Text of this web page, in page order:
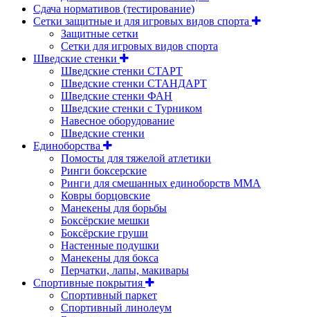
Сдача нормативов (тестирование)
Сетки защитные и для игровых видов спорта
Защитные сетки
Сетки для игровых видов спорта
Шведские стенки
Шведские стенки СТАРТ
Шведские стенки СТАНДАРТ
Шведские стенки ФАН
Шведские стенки с Турником
Навесное оборудование
Шведские стенки
Единоборства
Помосты для тяжелой атлетики
Ринги боксерские
Ринги для смешанных единоборств ММА
Ковры борцовские
Манекены для борьбы
Боксёрские мешки
Боксёрские груши
Настенные подушки
Манекены для бокса
Перчатки, лапы, макивары
Спортивные покрытия
Спортивный паркет
Спортивный линолеум